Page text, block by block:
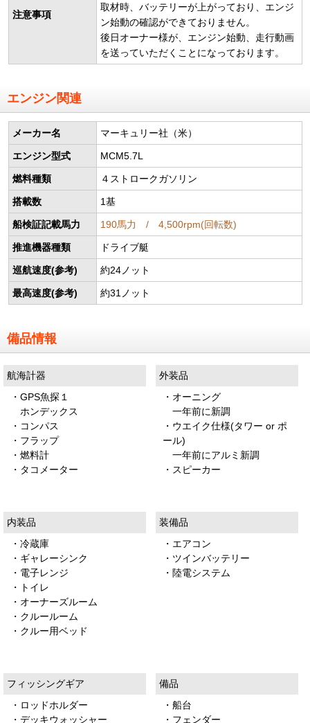
注意事項
取材時、バッテリーが上がっており、エンジ
ン始動の確認ができておりません。
後日オーナー様が、エンジン始動、走行動画
を送っていただくことになっております。
エンジン関連
メーカー名 マーキュリー社（米）
エンジン型式 MCM5.7L
燃料種類 ４ストロークガソリン
搭載数 1基
船検証記載馬力 190馬力 / 4,500rpm(回転数)
推進機器種類 ドライブ艇
巡航速度(参考) 約24ノット
最高速度(参考) 約31ノット
備品情報
航海計器
・GPS魚探１
ホンデックス
・コンパス
・フラップ
・燃料計
・タコメーター
外装品
・オーニング
一年前に新調
・ウエイク仕様(タワー or ポ
ール)
一年前にアルミ新調
・スピーカー
内装品
・冷蔵庫
・ギャレーシンク
・電子レンジ
・トイレ
・オーナーズルーム
・クルールーム
・クルー用ベッド
装備品
・エアコン
・ツインバッテリー
・陸電システム
フィッシングギア
・ロッドホルダー
・デッキウォッシャー
備品
・船台
・フェンダー